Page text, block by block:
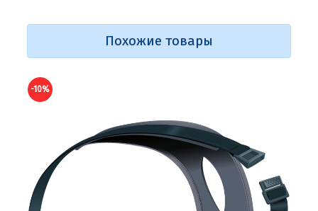
Похожие товары
-10%